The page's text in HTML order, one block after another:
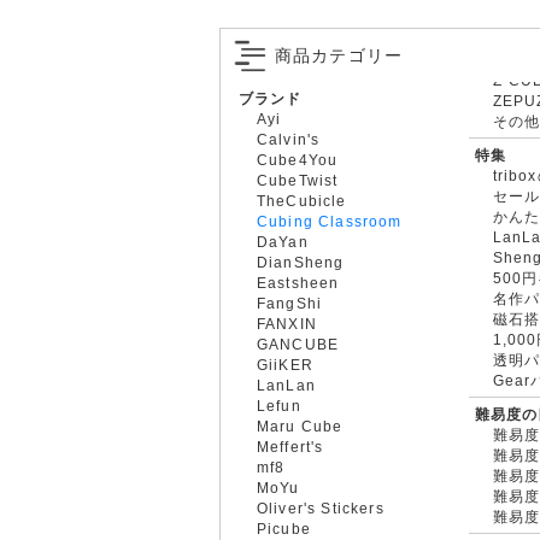
商品カテゴリー
ブランド
Ayi
Calvin's
Cube4You
CubeTwist
TheCubicle
Cubing Classroom
DaYan
DianSheng
Eastsheen
FangShi
FANXIN
GANCUBE
GiiKER
LanLan
Lefun
Maru Cube
Meffert's
mf8
MoYu
Oliver's Stickers
Picube
その他
特集
tribox
セール
かん
500円
名作
磁石
1,000
透明
Gear
難易度
難易
難易
難易
難易
難易